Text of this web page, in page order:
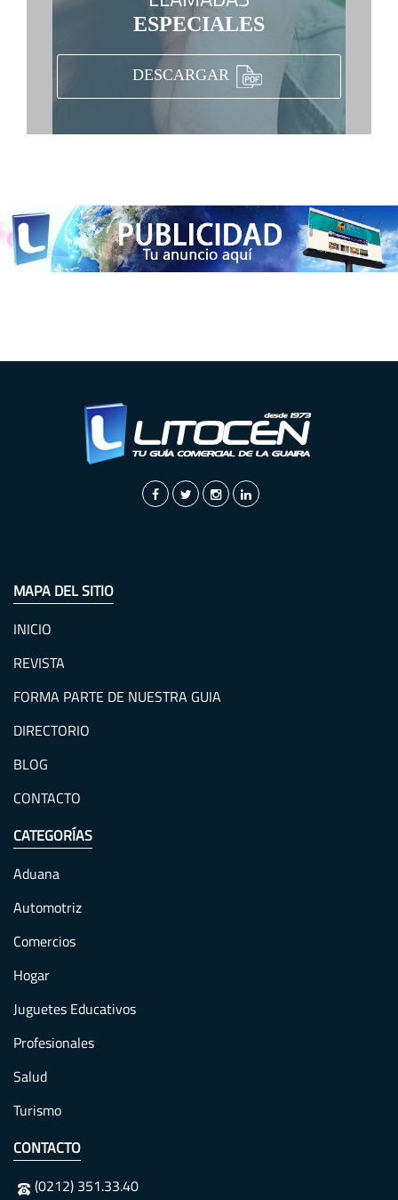
ESPECIALES
DESCARGAR
MAPA DEL SITIO
INICIO
REVISTA
FORMA PARTE DE NUESTRA GUIA
DIRECTORIO
BLOG
CONTACTO
CATEGORÍAS
Aduana
Automotriz
Comercios
Hogar
Juguetes Educativos
Profesionales
Salud
Turismo
CONTACTO
(0212) 351.33.40